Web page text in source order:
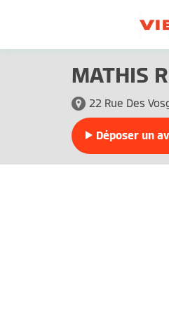
MATHIS
22 Rue Des
Déposer un